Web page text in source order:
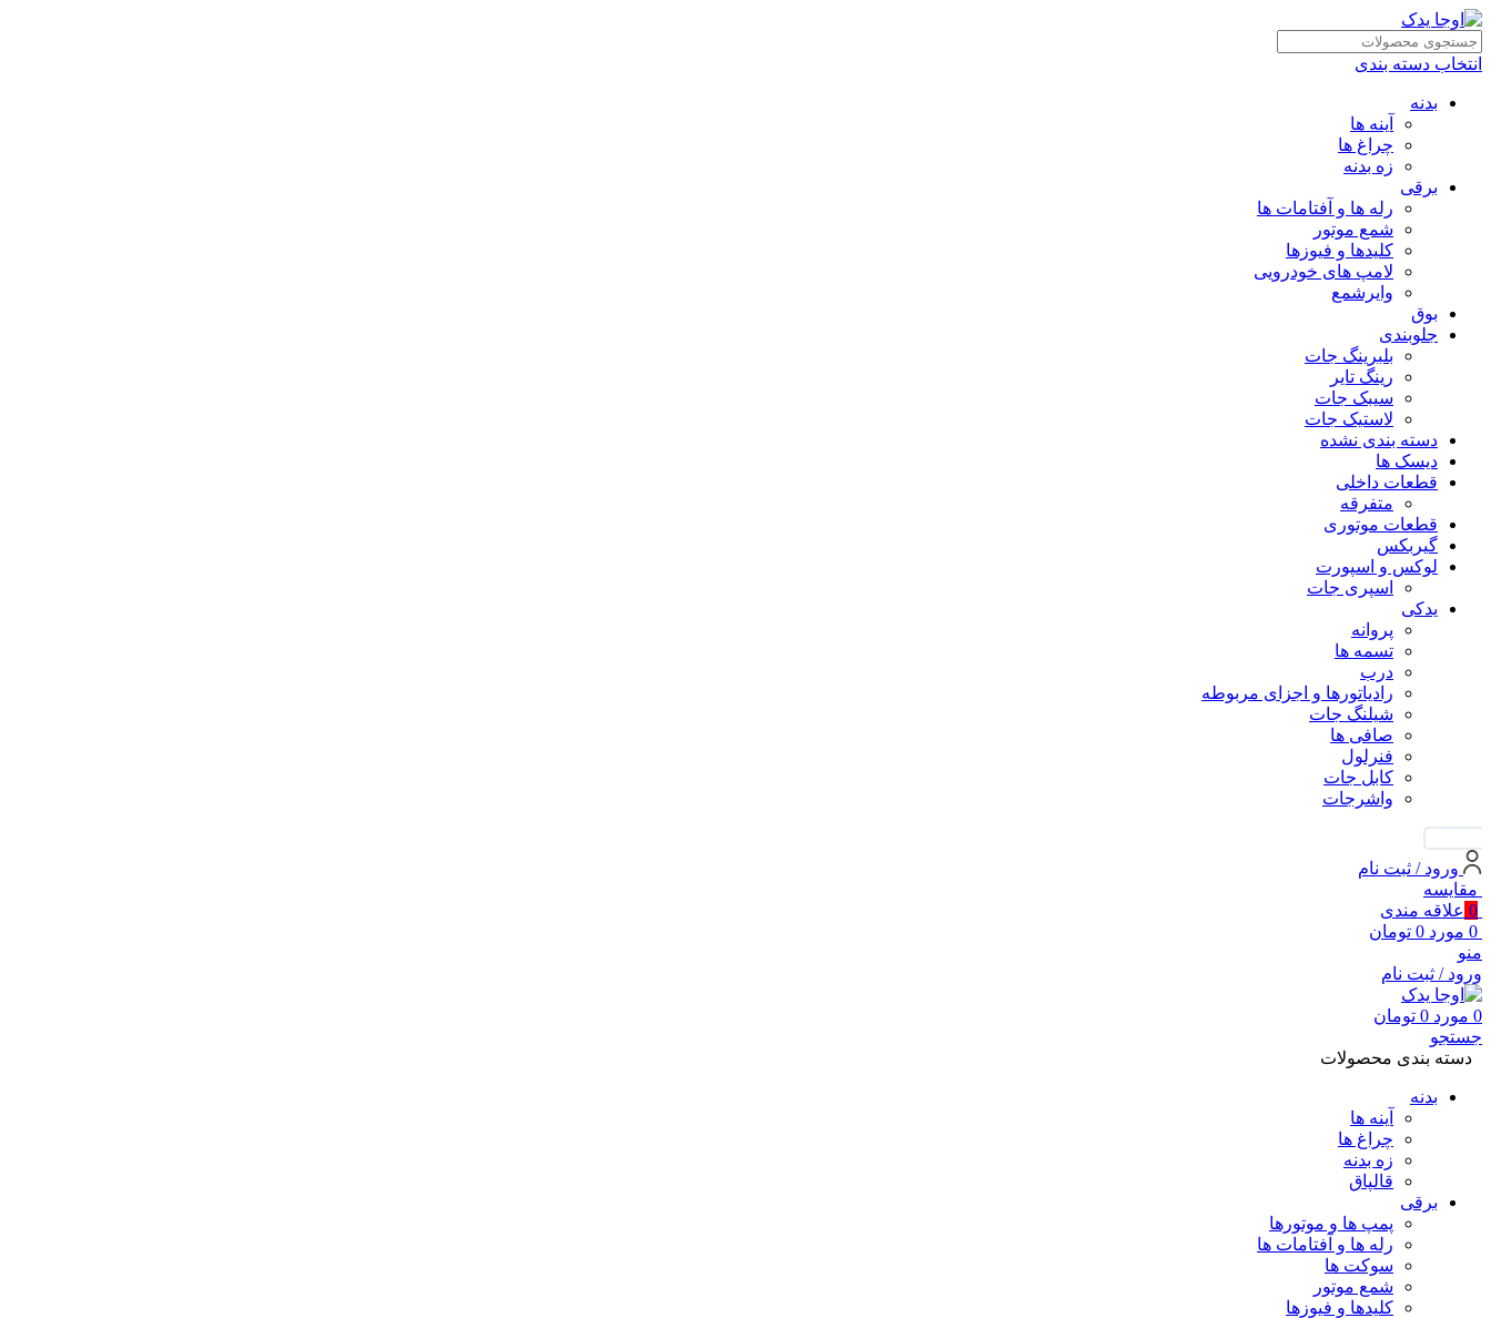
انتخاب دسته بندی
بدنه
آینه ها
چراغ ها
زه بدنه
برقی
رله ها و آفتامات ها
شمع موتور
کلیدها و فیوزها
لامپ های خودرویی
وایرشمع
بوق
جلوبندی
بلبرینگ جات
رینگ تایر
سیبک جات
لاستیک جات
دسته بندی نشده
دیسک ها
قطعات داخلی
متفرقه
قطعات موتوری
گیربکس
لوکس و اسپورت
اسپری جات
یدکی
پروانه
تسمه ها
درب
رادیاتورها و اجزای مربوطه
شیلنگ جات
صافی ها
فنرلول
کابل جات
واشرجات
ورود / ثبت نام
مقايسه
0 علاقه مندی
0 مورد 0 تومان
منو
ورود / ثبت نام
0 مورد 0 تومان
جستجو
دسته بندی محصولات
بدنه
آینه ها
چراغ ها
زه بدنه
قالپاق
برقی
پمپ ها و موتورها
رله ها و آفتامات ها
سوکت ها
شمع موتور
کلیدها و فیوزها